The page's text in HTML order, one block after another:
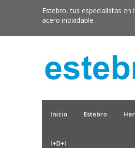
Estebro, tus especialistas
acero inoxidable.
Inicio Estebro
I+D+I